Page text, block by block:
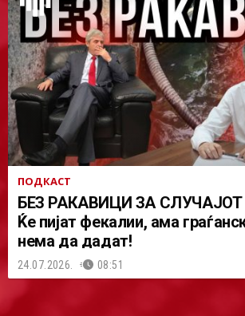
ПОДКАСТ
БЕЗ РАКАВИЦИ ЗА
Ќе пијат фекалии, ама
нема да дадат!
24.07.2026. 08:51